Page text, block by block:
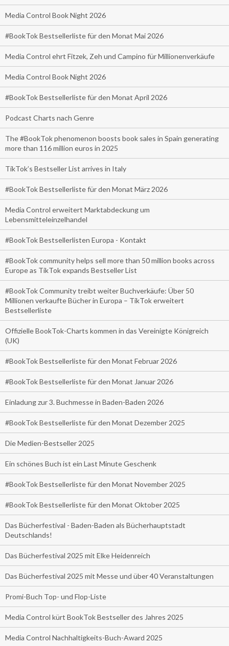
Media Control Book Night 2026
#BookTok Bestsellerliste für den Monat Mai 2026
Media Control ehrt Fitzek, Zeh und Campino für Millionenverkäufe
Media Control Book Night 2026
#BookTok Bestsellerliste für den Monat April 2026
Podcast Charts nach Genre
The #BookTok phenomenon boosts book sales in Spain generating
more than 116 million euros in 2025
TikTok’s Bestseller List arrives in Italy
#BookTok Bestsellerliste für den Monat März 2026
Media Control erweitert Marktabdeckung um
Lebensmitteleinzelhandel
#BookTok Bestsellerlisten Europa - Kontakt
#BookTok community helps sell more than 50 million books across
Europe as TikTok expands Bestseller List
#BookTok Community treibt weiter Buchverkäufe: Über 50
Millionen verkaufte Bücher in Europa – TikTok erweitert
Bestsellerliste
Offizielle BookTok-Charts kommen in das Vereinigte Königreich
(UK)
#BookTok Bestsellerliste für den Monat Februar 2026
#BookTok Bestsellerliste für den Monat Januar 2026
Einladung zur 3. Buchmesse in Baden-Baden 2026
#BookTok Bestsellerliste für den Monat Dezember 2025
Die Medien-Bestseller 2025
Ein schönes Buch ist ein Last Minute Geschenk
#BookTok Bestsellerliste für den Monat November 2025
#BookTok Bestsellerliste für den Monat Oktober 2025
Das Bücherfestival - Baden-Baden als Bücherhauptstadt
Deutschlands!
Das Bücherfestival 2025 mit Elke Heidenreich
Das Bücherfestival 2025 mit Messe und über 40 Veranstaltungen
Promi-Buch Top- und Flop-Liste
Media Control kürt BookTok Bestseller des Jahres 2025
Media Control Nachhaltigkeits-Buch-Award 2025